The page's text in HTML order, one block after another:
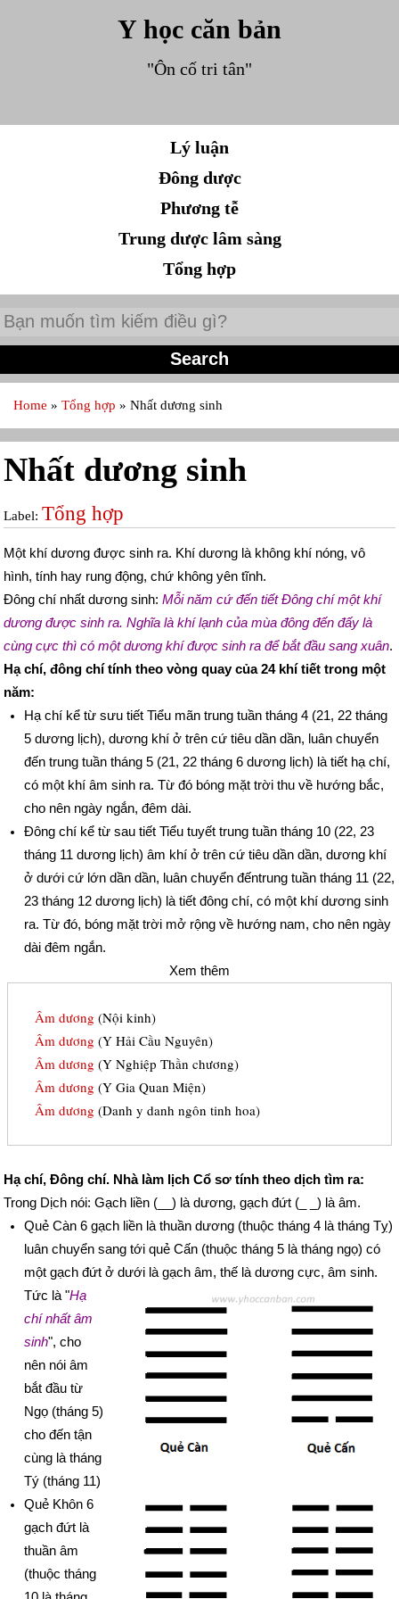
Y học căn bản
"Ôn cố tri tân"
Lý luận
Đông dược
Phương tễ
Trung dược lâm sàng
Tổng hợp
Home » Tổng hợp » Nhất dương sinh
Nhất dương sinh
Label: Tổng hợp
Một khí dương được sinh ra. Khí dương là không khí nóng, vô
hình, tính hay rung động, chứ không yên tĩnh.
Đông chí nhất dương sinh:Mỗi năm cứ đến tiết Đông chí một khí
dương được sinh ra. Nghĩa là khí lạnh của mùa đông đến đấy là
cùng cực thì có một dương khí được sinh ra để bắt đầu sang xuân.
Hạ chí, đông chí tính theo vòng quay của 24 khí tiết trong một
năm:
Hạ chí kể từ sưu tiết Tiểu mãn trung tuần tháng 4 (21, 22 tháng
5 dương lịch), dương khí ở trên cứ tiêu dần dần, luân chuyển
đến trung tuần tháng 5 (21, 22 tháng 6 dương lịch) là tiết hạ chí,
có một khí âm sinh ra. Từ đó bóng mặt trời thu về hướng bắc,
cho nên ngày ngắn, đêm dài.
Đông chí kể từ sau tiết Tiểu tuyết trung tuần tháng 10 (22, 23
tháng 11 dương lịch) âm khí ở trên cứ tiêu dần dần, dương khí
ở dưới cứ lớn dần dần, luân chuyển đếntrung tuần tháng 11 (22,
23 tháng 12 dương lịch) là tiết đông chí, có một khí dương sinh
ra. Từ đó, bóng mặt trời mở rộng về hướng nam, cho nên ngày
dài đêm ngắn.
Xem thêm
Âm dương (Nội kinh)
Âm dương (Y Hải Cầu Nguyên)
Âm dương (Y Nghiệp Thần chương)
Âm dương (Y Gia Quan Miện)
Âm dương (Danh y danh ngôn tinh hoa)
Hạ chí, Đông chí. Nhà làm lịch Cổ sơ tính theo dịch tìm ra:
Trong Dịch nói: Gạch liền (__) là dương, gạch đứt (_ _) là âm.
Quẻ Càn 6 gạch liền là thuần dương (thuộc tháng 4 là tháng Tỵ)
luân chuyển sang tới quẻ Cấn (thuộc tháng 5 là tháng ngọ) có
một gạch đứt ở dưới là gạch âm, thế là dương cực, âm sinh.
Tức là "Hạ
chí nhất âm
sinh", cho
nên nói âm
bắt đầu từ
Ngọ (tháng 5)
cho đến tận
cùng là tháng
Tý (tháng 11)
Quẻ Khôn 6
gạch đứt là
thuần âm
(thuộc tháng